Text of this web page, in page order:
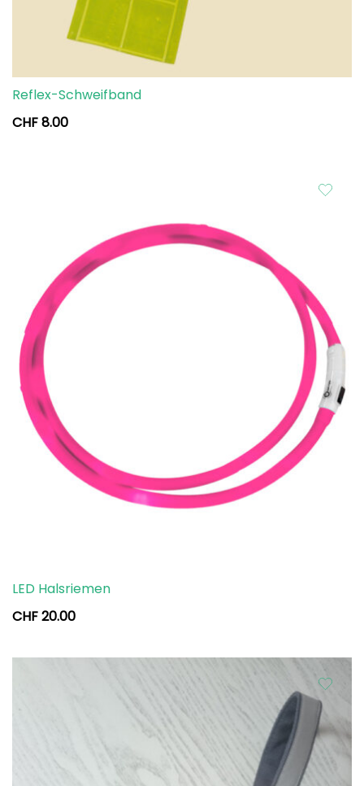
Reflex-Schweifband
CHF8.00
LED Halsriemen
CHF20.00